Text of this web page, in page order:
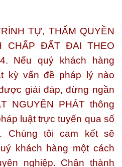
TỰ, THẨM QUYỀN
CHẤP ĐẤT ĐAI THEO
Nếu quý khách hàng
kỳ vấn đề pháp lý nào
giải đáp, đừng ngần
NGUYÊN PHÁT thông
luật trực tuyến qua số
. Chúng tôi cam kết sẽ
khách hàng một cách
nghiệp. Chân thành